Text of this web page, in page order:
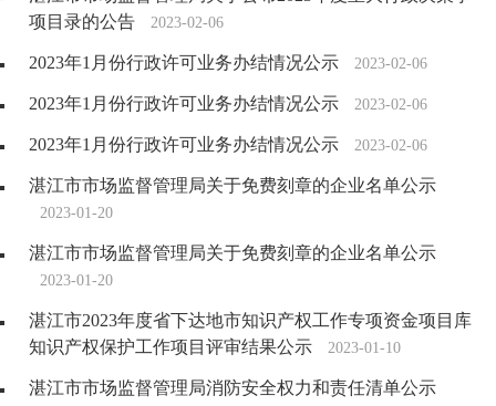
项目录的公告
2023-02-06
2023年1月份行政许可业务办结情况公示 2023-02-06
2023年1月份行政许可业务办结情况公示 2023-02-06
2023年1月份行政许可业务办结情况公示 2023-02-06
湛江市市场监督管理局关于免费刻章的企业名单公示
2023-01-20
湛江市市场监督管理局关于免费刻章的企业名单公示
2023-01-20
湛江市2023年度省下达地市知识产权工作专项资金项目库
知识产权保护工作项目评审结果公示
2023-01-10
湛江市市场监督管理局消防安全权力和责任清单公示